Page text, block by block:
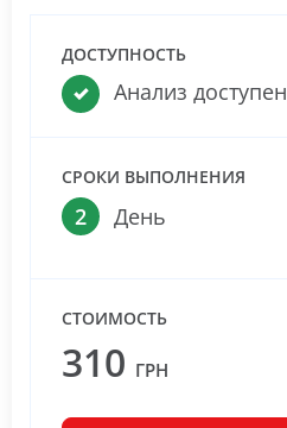
ДОСТУПНОСТЬ
Анализ доступен
СРОКИ ВЫПОЛНЕНИЯ
2 День
СТОИМОСТЬ
310 ГРН